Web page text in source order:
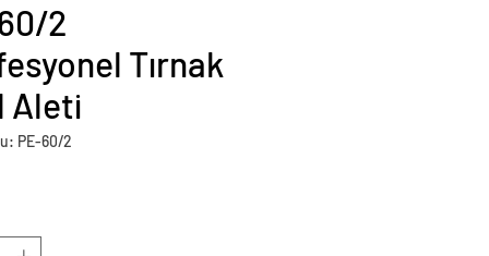
2
Tırnak
Aleti
PE-60/2